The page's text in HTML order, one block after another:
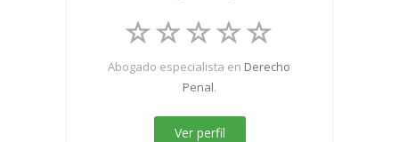
Abogado especialista en Derecho
Penal.
Ver perfil